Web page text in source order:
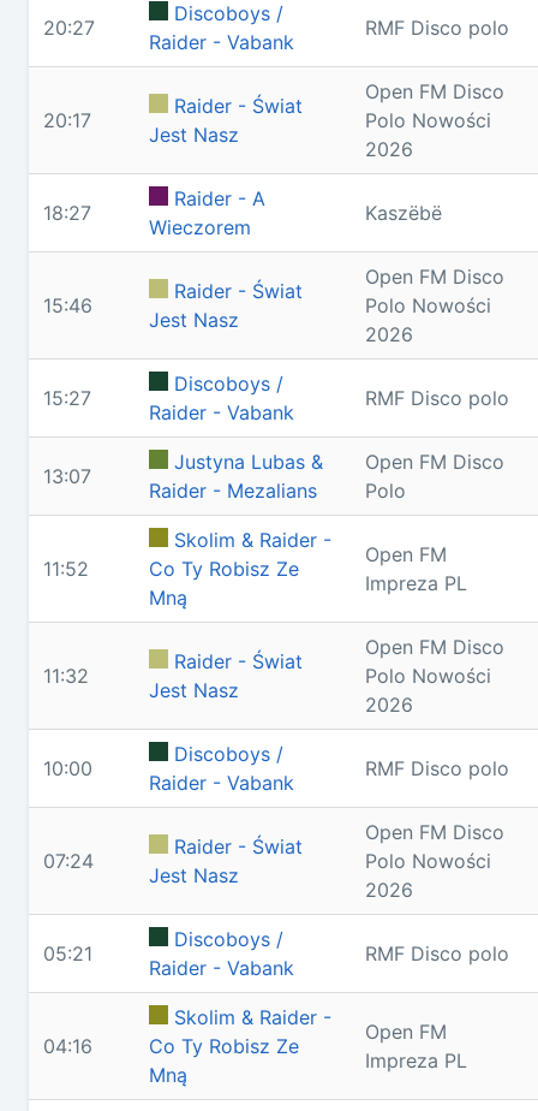
20:27
Discoboys /
Raider - Vabank
RMF Disco polo
20:17
Raider - Świat
Jest Nasz
Open FM Disco
Polo Nowości
2026
18:27
Raider - A
Wieczorem
Kaszëbë
15:46
Raider - Świat
Jest Nasz
Open FM Disco
Polo Nowości
2026
15:27
Discoboys /
Raider - Vabank
RMF Disco polo
13:07
Justyna Lubas &
Raider - Mezalians
Open FM Disco
Polo
11:52
Skolim & Raider -
Co Ty Robisz Ze
Mną
Open FM
Impreza PL
11:32
Raider - Świat
Jest Nasz
Open FM Disco
Polo Nowości
2026
10:00
Discoboys /
Raider - Vabank
RMF Disco polo
07:24
Raider - Świat
Jest Nasz
Open FM Disco
Polo Nowości
2026
05:21
Discoboys /
Raider - Vabank
RMF Disco polo
04:16
Skolim & Raider -
Co Ty Robisz Ze
Mną
Open FM
Impreza PL